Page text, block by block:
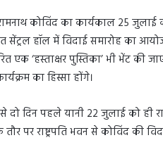
रामनाथ कोविंद का कार्यकाल 25
हॉल में विदाई समारोह का
एक ‘हस्ताक्षर पुस्तिका’ भी भेंट की
का हिस्सा होंगे।
दिन पहले यानी 22 जुलाई को ही
पर राष्ट्रपति भवन से कोविंद की